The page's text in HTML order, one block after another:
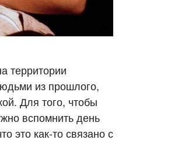
территории
из прошлого,
Для того, чтобы
вспомнить день
это как-то связано с